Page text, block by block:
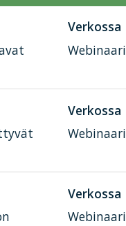
Verkossa
Webinaari
Verkossa
Webinaari
Verkossa
Webinaari